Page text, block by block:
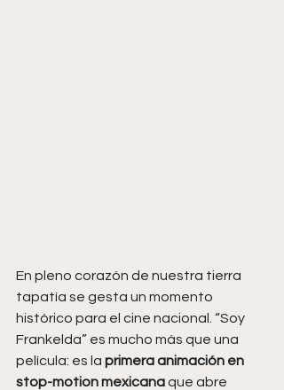
En pleno corazón de nuestra tierra
tapatía se gesta un momento
histórico para el cine nacional. “Soy
Frankelda” es mucho más que una
película: es la primera animación en
stop-motion mexicana que abre